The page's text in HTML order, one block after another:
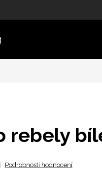
rebely
Podrobnosti hodnocení